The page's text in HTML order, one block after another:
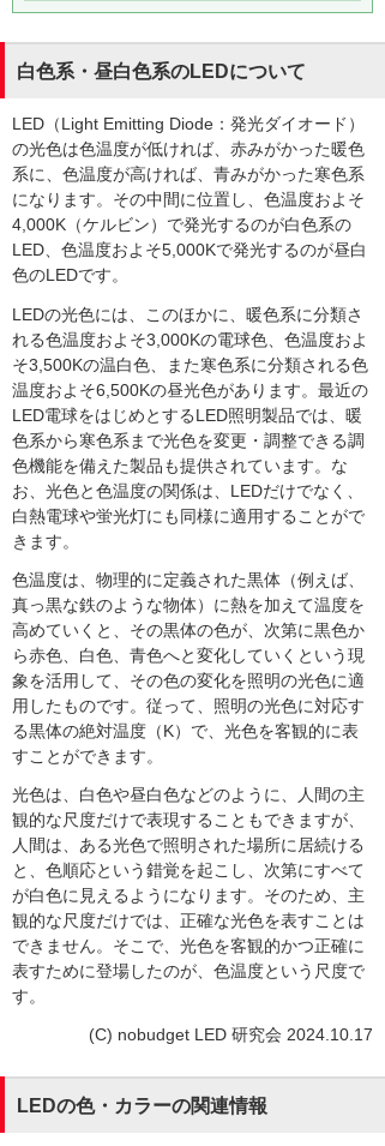
白色系・昼白色系のLEDについて
LED（Light Emitting Diode：発光ダイオード）
の光色は色温度が低ければ、赤みがかった暖色
系に、色温度が高ければ、青みがかった寒色系
になります。その中間に位置し、色温度およそ
4,000K（ケルビン）で発光するのが白色系の
LED、色温度およそ5,000Kで発光するのが昼白
色のLEDです。
LEDの光色には、このほかに、暖色系に分類さ
れる色温度およそ3,000Kの電球色、色温度およ
そ3,500Kの温白色、また寒色系に分類される色
温度およそ6,500Kの昼光色があります。最近の
LED電球をはじめとするLED照明製品では、暖
色系から寒色系まで光色を変更・調整できる調
色機能を備えた製品も提供されています。な
お、光色と色温度の関係は、LEDだけでなく、
白熱電球や蛍光灯にも同様に適用することがで
きます。
色温度は、物理的に定義された黒体（例えば、
真っ黒な鉄のような物体）に熱を加えて温度を
高めていくと、その黒体の色が、次第に黒色か
ら赤色、白色、青色へと変化していくという現
象を活用して、その色の変化を照明の光色に適
用したものです。従って、照明の光色に対応す
る黒体の絶対温度（K）で、光色を客観的に表
すことができます。
光色は、白色や昼白色などのように、人間の主
観的な尺度だけで表現することもできますが、
人間は、ある光色で照明された場所に居続ける
と、色順応という錯覚を起こし、次第にすべて
が白色に見えるようになります。そのため、主
観的な尺度だけでは、正確な光色を表すことは
できません。そこで、光色を客観的かつ正確に
表すために登場したのが、色温度という尺度で
す。
(C) nobudget LED 研究会 2024.10.17
LEDの色・カラーの関連情報